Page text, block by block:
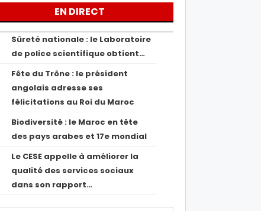
EN DIRECT
Sûreté nationale : le Laboratoire
de police scientifique obtient…
Fête du Trône : le président
angolais adresse ses
félicitations au Roi du Maroc
Biodiversité : le Maroc en tête
des pays arabes et 17e mondial
Le CESE appelle à améliorer la
qualité des services sociaux
dans son rapport…